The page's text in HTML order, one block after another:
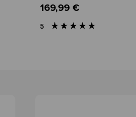
169,99 €
5